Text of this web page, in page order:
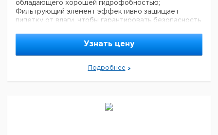
обладающего хорошей гидрофобностью;
Фильтрующий элемент эффективно защищает
пипетку от влаги, чтобы гарантировать безопасность
поверхности, не загрязняет образец;Имеет
Не содержит ДНКаз, РНКаз и
пирогенов;Подходит для обычных пипеток, таких
как Biosan (серия Assist) Eppendorf и Gilson;
штативе. Размер (В×Ø) 86 × 0.8 мм
Узнать цену
Подробнее